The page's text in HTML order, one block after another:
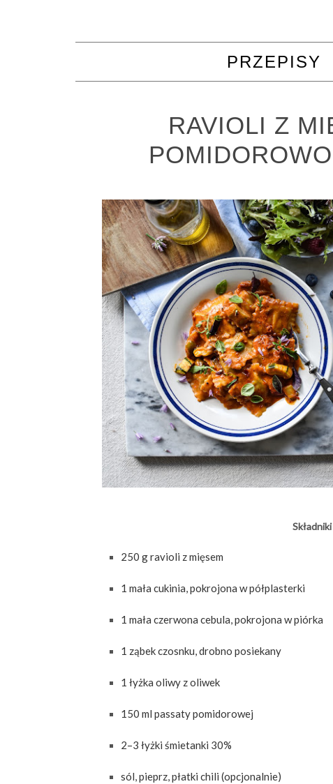
PRZEPISY
RAVIOLI Z
250 g ravioli z mięsem
1 mała cukinia, pokrojona w półplasterki
1 mała czerwona cebula, pokrojona w piórka
1 ząbek czosnku, drobno posiekany
1 łyżka oliwy z oliwek
150 ml passaty pomidorowej
2–3 łyżki śmietanki 30%
sól, pieprz, płatki chili (opcjonalnie)